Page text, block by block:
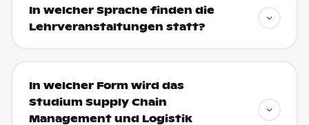
In welcher Sprache finden die
Lehrveranstaltungen statt?
In welcher Form wird das
Studium Supply Chain
Management und Logistik